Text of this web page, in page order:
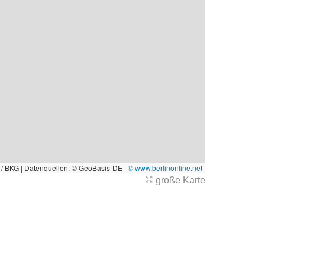
/ BKG | Datenquellen: © GeoBasis-DE | © www.berlinonline.net
große Karte